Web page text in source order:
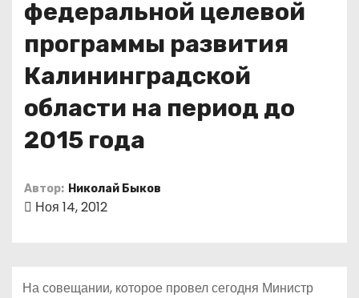
федеральной целевой
программы развития
Калининградской
области на период до
2015 года
Автор: Николай Быков
Ноя 14, 2012
На совещании, которое провел сегодня Министр